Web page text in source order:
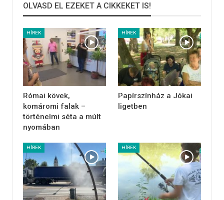
OLVASD EL EZEKET A CIKKEKET IS!
HÍREK
Római kövek,
komáromi falak –
történelmi séta a múlt
nyomában
HÍREK
Papírszínház a Jókai
ligetben
HÍREK HÍREK